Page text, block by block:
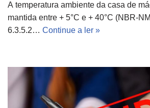
A temperatura ambiente da casa de
mantida entre + 5°C e + 40°C (NBR-
6.3.5.2… Continue a ler »